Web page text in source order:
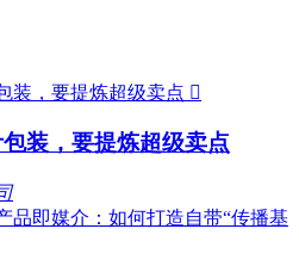

装，要提炼超级卖点